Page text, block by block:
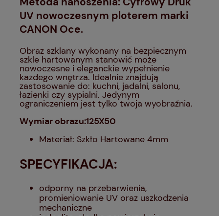
UV nowoczesnym ploterem marki
CANON Oce.
Obraz szklany wykonany na bezpiecznym
szkle hartowanym stanowić może
nowoczesne i eleganckie wypełnienie
każdego wnętrza. Idealnie znajdują
zastosowanie do: kuchni, jadalni, salonu,
łazienki czy sypialni. Jedynym
ograniczeniem jest tylko twoja wyobraźnia.
Wymiar obrazu:125X50
Materiał: Szkło Hartowane 4mm
SPECYFIKACJA:
odporny na przebarwienia,
promieniowanie UV oraz uszkodzenia
mechaniczne